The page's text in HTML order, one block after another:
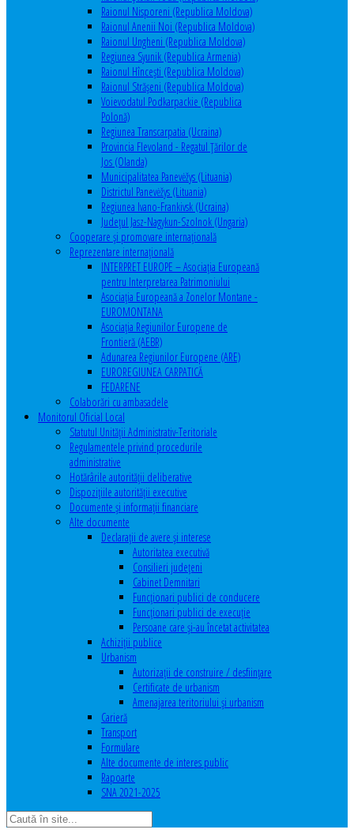
Raionul Nisporeni (Republica Moldova)
Raionul Anenii Noi (Republica Moldova)
Raionul Ungheni (Republica Moldova)
Regiunea Syunik (Republica Armenia)
Raionul Hîncești (Republica Moldova)
Raionul Străşeni (Republica Moldova)
Voievodatul Podkarpackie (Republica
Polonă)
Regiunea Transcarpatia (Ucraina)
Provincia Flevoland - Regatul Ţărilor de
Jos (Olanda)
Municipalitatea Panevėžys (Lituania)
Districtul Panevėžys (Lituania)
Regiunea Ivano-Frankivsk (Ucraina)
Judeţul Jasz-Nagykun-Szolnok (Ungaria)
Cooperare şi promovare internaţională
Reprezentare internaţională
INTERPRET EUROPE – Asociația Europeană
pentru Interpretarea Patrimoniului
Asociația Europeană a Zonelor Montane -
EUROMONTANA
Asociația Regiunilor Europene de
Frontieră (AEBR)
Adunarea Regiunilor Europene (ARE)
EUROREGIUNEA CARPATICĂ
FEDARENE
Colaborări cu ambasadele
Monitorul Oficial Local
Statutul Unităţii Administrativ-Teritoriale
Regulamentele privind procedurile
administrative
Hotărârile autorităţii deliberative
Dispoziţiile autorităţii executive
Documente şi informaţii financiare
Alte documente
Declaraţii de avere şi interese
Autoritatea executivă
Consilieri judeţeni
Cabinet Demnitari
Funcţionari publici de conducere
Funcționari publici de execuție
Persoane care şi-au încetat activitatea
Achiziţii publice
Urbanism
Autorizații de construire / desființare
Certificate de urbanism
Amenajarea teritoriului şi urbanism
Carieră
Transport
Formulare
Alte documente de interes public
Rapoarte
SNA 2021-2025